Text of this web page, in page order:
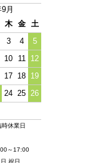
月
木 金
土
3 4
5
10 11
12
17 18 19
24 25 26
時休業日
～17:00
祝日